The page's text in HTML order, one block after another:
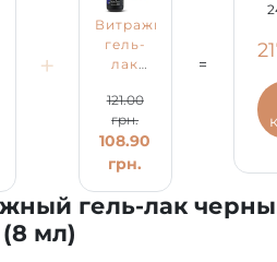
гель-лак
мл)
+
Витражный
гель-
лак
PNB
№002
(8 мл)
121.00
грн.
108.90
грн.
=